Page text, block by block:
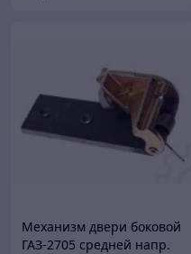
Механизм двери боковой
ГАЗ-2705 средней напр.